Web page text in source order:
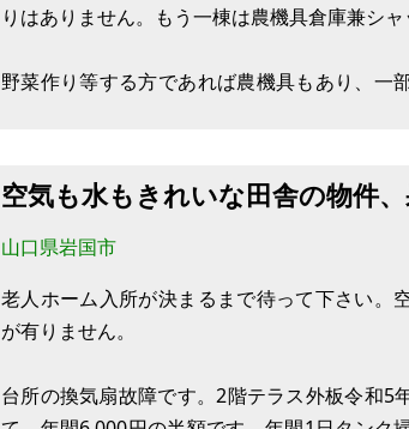
りはありません。もう一棟は農機具倉庫兼シャ
野菜作り等する方であれば農機具もあり、一
空気も水もきれいな田舎の物件
山口県岩国市
老人ホーム入所が決まるまで待って下さい。
が有りません。
台所の換気扇故障です。2階テラス外板令和5